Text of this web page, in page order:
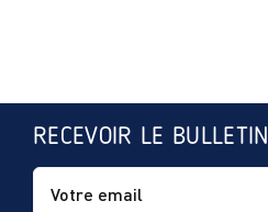
RECEVOIR LE BULLETIN